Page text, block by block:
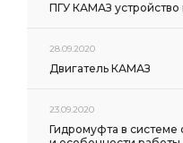
ПГУ КАМАЗ
28.09.2020
Двигатель КАМАЗ
23.09.2020
Гидромуфта в